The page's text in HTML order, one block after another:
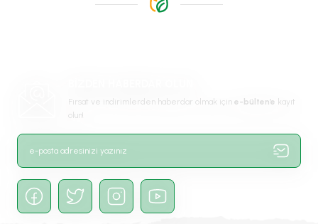
Ürün resmi kalitesiz, bozuk veya görüntülenemiyor.
Gönder
Fırsat ve indirimlerden haberdar olmak için e-bülten’e kayıt
olun!